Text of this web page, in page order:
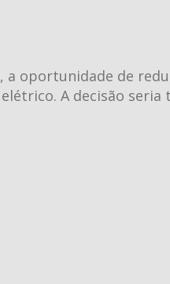
oportunidade de
A decisão seria